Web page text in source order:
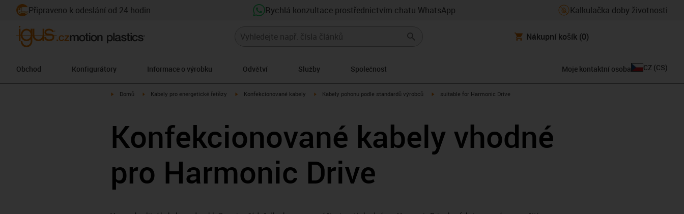
Připraveno k odeslání od 24 hodin Rychlá konzultace prostřednictvím chatu WhatsApp Kalkulačka doby životnosti
Nákupní košík (0)
Obchod Konfigurátory Informace o výrobku Odvětví Služby Společnost Moje kontaktní osoba CZ (CS)
igus-icon-arrow-right
Domů igus-icon-arrow-right
Kabely pro energetické řetězy igus-icon-arrow-right
Konfekcionované kabely igus-icon-arrow-right
Kabely pohonu podle standardů výrobců igus-icon-arrow-right
suitable for Harmonic Drive
Konfekcionované kabely vhodné
pro Harmonic Drive